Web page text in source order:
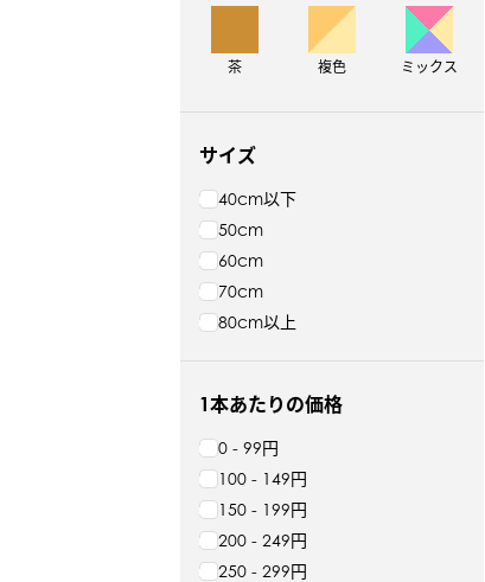
茶 複色 ミックス
サイズ
40cm以下
50cm
60cm
70cm
80cm以上
1本あたりの価格
0 - 99円
100 - 149円
150 - 199円
200 - 249円
250 - 299円